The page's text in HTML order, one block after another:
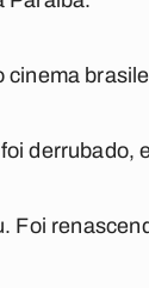
cinema
derrubado,
Foi